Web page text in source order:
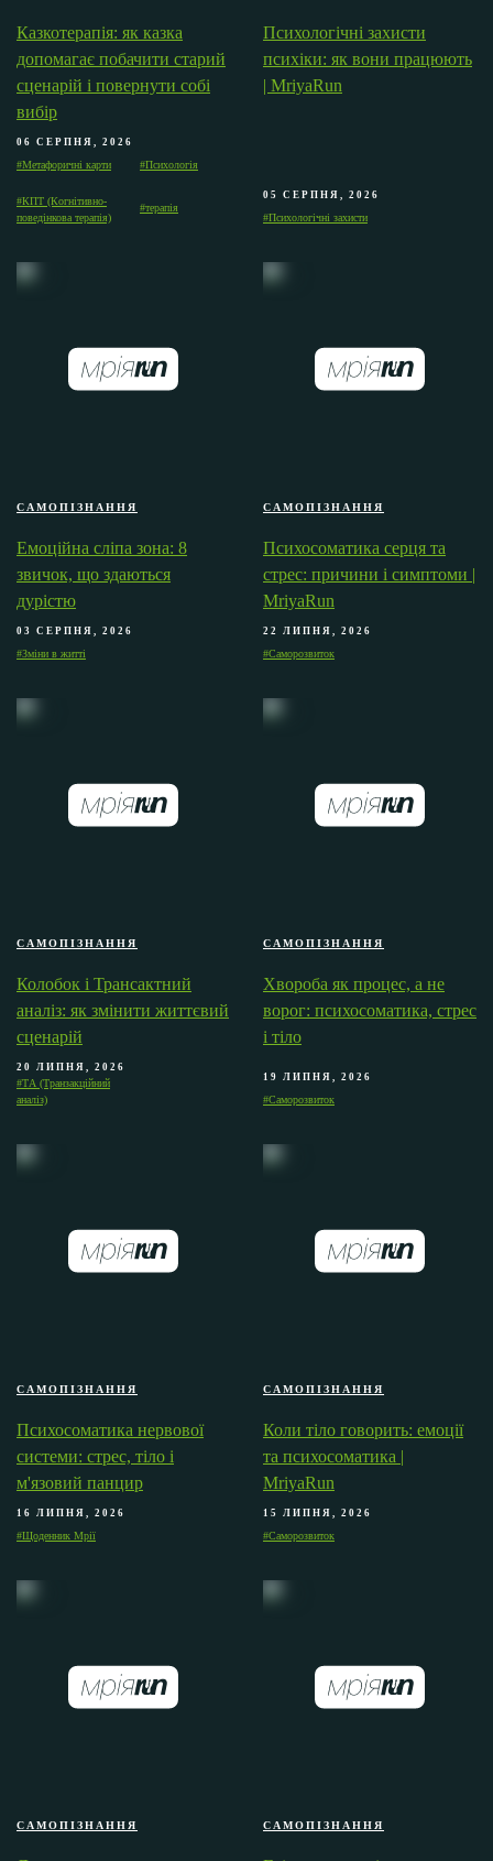
Казкотерапія: як казка
допомагає побачити старий
сценарій і повернути собі
вибір
06 СЕРПНЯ, 2026
#Метафоричні карти #Психологія
#КПТ (Когнітивно-
поведінкова терапія)
#терапія
Психологічні захисти
психіки: як вони працюють
| MriyaRun
05 СЕРПНЯ, 2026
#Психологічні захисти
САМОПІЗНАННЯ
Емоційна сліпа зона: 8
звичок, що здаються
дурістю
03 СЕРПНЯ, 2026
#Зміни в житті
САМОПІЗНАННЯ
Психосоматика серця та
стрес: причини і симптоми |
MriyaRun
22 ЛИПНЯ, 2026
#Саморозвиток
САМОПІЗНАННЯ
Колобок і Трансактний
аналіз: як змінити життєвий
сценарій
20 ЛИПНЯ, 2026
#ТА (Транзакційний
аналіз)
САМОПІЗНАННЯ
Хвороба як процес, а не
ворог: психосоматика, стрес
і тіло
19 ЛИПНЯ, 2026
#Саморозвиток
САМОПІЗНАННЯ
Психосоматика нервової
системи: стрес, тіло і
м'язовий панцир
16 ЛИПНЯ, 2026
#Щоденник Мрії
САМОПІЗНАННЯ
Коли тіло говорить: емоції
та психосоматика |
MriyaRun
15 ЛИПНЯ, 2026
#Саморозвиток
САМОПІЗНАННЯ САМОПІЗНАННЯ